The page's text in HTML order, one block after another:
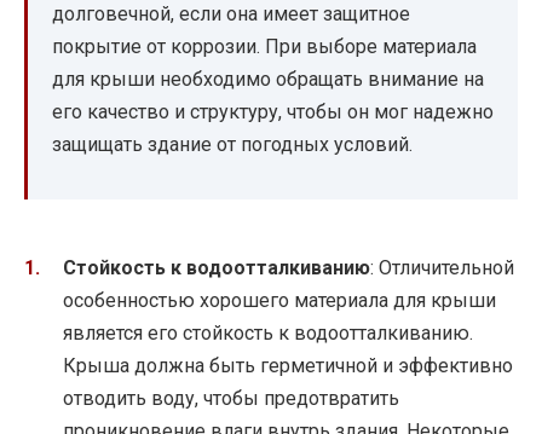
долговечной, если она имеет защитное
покрытие от коррозии. При выборе материала
для крыши необходимо обращать внимание на
его качество и структуру, чтобы он мог надежно
защищать здание от погодных условий.
Стойкость к водоотталкиванию: Отличительной
особенностью хорошего материала для крыши
является его стойкость к водоотталкиванию.
Крыша должна быть герметичной и эффективно
отводить воду, чтобы предотвратить